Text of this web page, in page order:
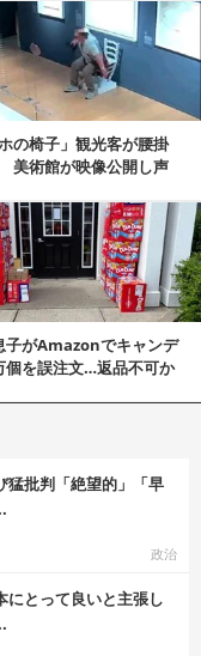
の椅子」観光客が腰掛
美術館が映像公開し声
子がAmazonでキャンデ
個を誤注文…返品不可か
猛批判「絶望的」「早
政治
にとって良いと主張し